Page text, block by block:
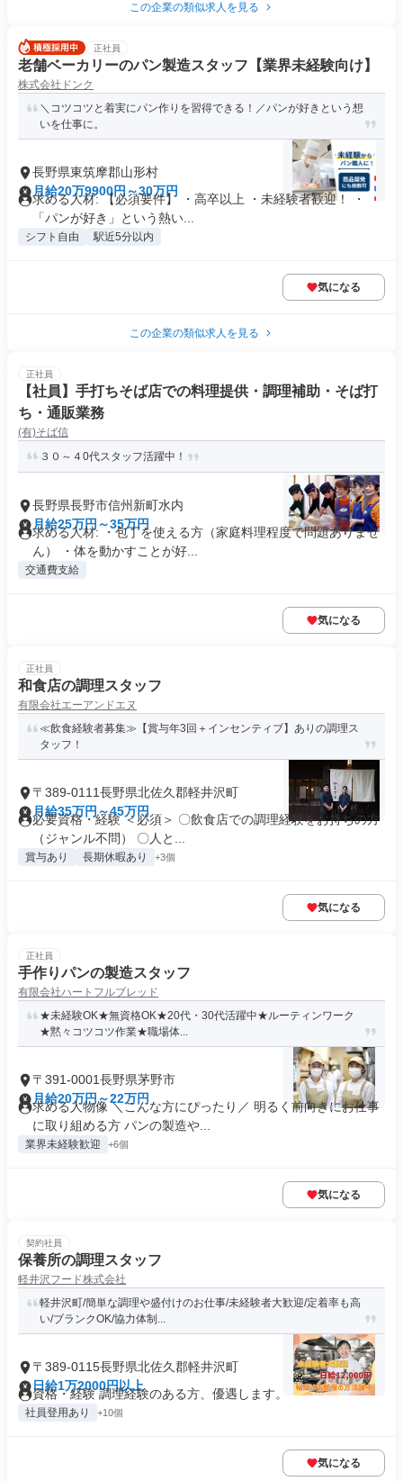
この企業の類似求人を見る
正社員
老舗ベーカリーのパン製造スタッフ【業界未経験向け】
株式会社ドンク
＼コツコツと着実にパン作りを習得できる！／パンが好きという想
いを仕事に。
長野県東筑摩郡山形村
月給20万9900円～30万円
求める人材: 【必須要件】 ・高卒以上 ・未経験者歓迎！ ・
「パンが好き」という熱い...
シフト自由 駅近5分以内
気になる
この企業の類似求人を見る
正社員
【社員】手打ちそば店での料理提供・調理補助・そば打
ち・通販業務
(有)そば信
３０～４0代スタッフ活躍中！
長野県長野市信州新町水内
月給25万円～35万円
求める人材: ・包丁を使える方（家庭料理程度で問題ありませ
ん） ・体を動かすことが好...
交通費支給
気になる
正社員
和食店の調理スタッフ
有限会社エーアンドエヌ
≪飲食経験者募集≫【賞与年3回＋インセンティブ】ありの調理ス
タッフ！
〒389-0111長野県北佐久郡軽井沢町
月給35万円～45万円
必要資格・経験 ＜必須＞ 〇飲食店での調理経験をお持ちの方
（ジャンル不問） 〇人と...
賞与あり 長期休暇あり +3個
気になる
正社員
手作りパンの製造スタッフ
有限会社ハートフルブレッド
★未経験OK★無資格OK★20代・30代活躍中★ルーティンワーク
★黙々コツコツ作業★職場体...
〒391-0001長野県茅野市
月給20万円～22万円
求める人物像 ＼こんな方にぴったり／ 明るく前向きにお仕事
に取り組める方 パンの製造や...
業界未経験歓迎 +6個
気になる
契約社員
保養所の調理スタッフ
軽井沢フード株式会社
軽井沢町/簡単な調理や盛付けのお仕事/未経験者大歓迎/定着率も高
い/ブランクOK/協力体制...
〒389-0115長野県北佐久郡軽井沢町
日給1万2000円以上
資格・経験 調理経験のある方、優遇します。
社員登用あり +10個
気になる